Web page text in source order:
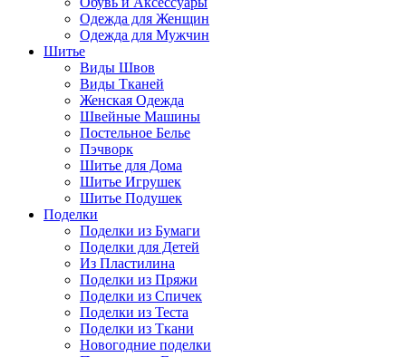
Одежда для Женщин
Одежда для Мужчин
Шитье
Виды Швов
Виды Тканей
Женская Одежда
Швейные Машины
Постельное Белье
Пэчворк
Шитье для Дома
Шитье Игрушек
Шитье Подушек
Поделки
Поделки из Бумаги
Поделки для Детей
Из Пластилина
Поделки из Пряжи
Поделки из Спичек
Поделки из Теста
Поделки из Ткани
Новогодние поделки